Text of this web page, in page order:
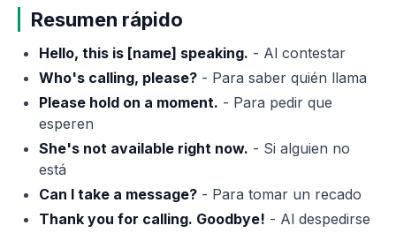
Resumen rápido
Hello, this is [name] speaking. - Al contestar
Who's calling, please? - Para saber quién llama
Please hold on a moment. - Para pedir que
esperen
She's not available right now. - Si alguien no
está
Can I take a message? - Para tomar un recado
Thank you for calling. Goodbye! - Al despedirse